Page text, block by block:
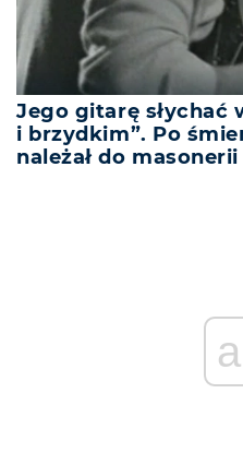
Jego gitarę słychać
i brzydkim”. Po
należał do masonerii